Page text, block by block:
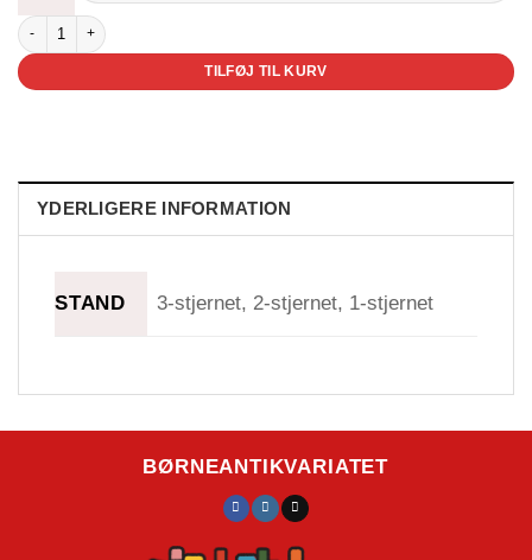
Drømmehunden antal
TILFØJ TIL KURV
YDERLIGERE INFORMATION
STAND 3-stjernet, 2-stjernet, 1-stjernet
BØRNEANTIKVARIATET